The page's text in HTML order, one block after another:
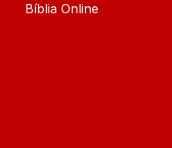
Bíblia Online